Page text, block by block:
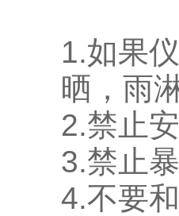
1.如果
晒，雨
2.禁止
3.禁止
4.不要